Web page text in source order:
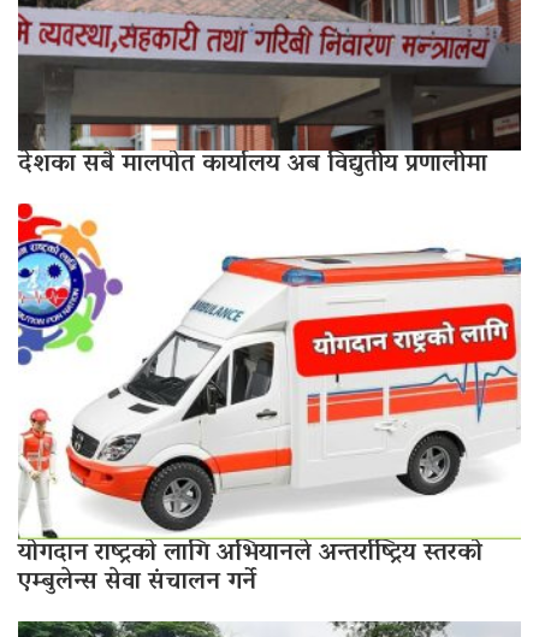
देशका सबै मालपोत कार्यालय अब विद्युतीय प्रणालीमा
योगदान राष्ट्रको लागि अभियानले अन्तर्राष्ट्रिय स्तरको
एम्बुलेन्स सेवा संचालन गर्ने